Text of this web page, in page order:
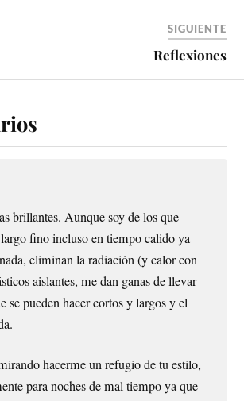
SIGUIENTE
Reflexiones
brillantes. Aunque soy de los que
fino incluso en tiempo calido ya
eliminan la radiación (y calor con
aislantes, me dan ganas de llevar
se pueden hacer cortos y largos y el
hacerme un refugio de tu estilo,
para noches de mal tiempo ya que